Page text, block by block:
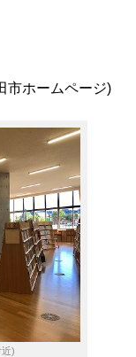
市ホームページ)
)